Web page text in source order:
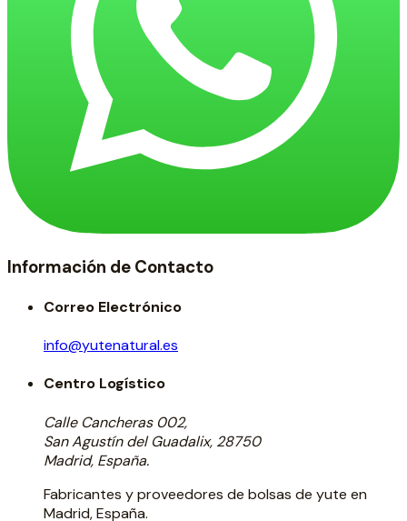
Información de Contacto
Correo Electrónico
info@yutenatural.es
Centro Logístico
Calle Cancheras 002,
San Agustín del Guadalix, 28750
Madrid, España.
Fabricantes y proveedores de bolsas de yute en
Madrid, España.